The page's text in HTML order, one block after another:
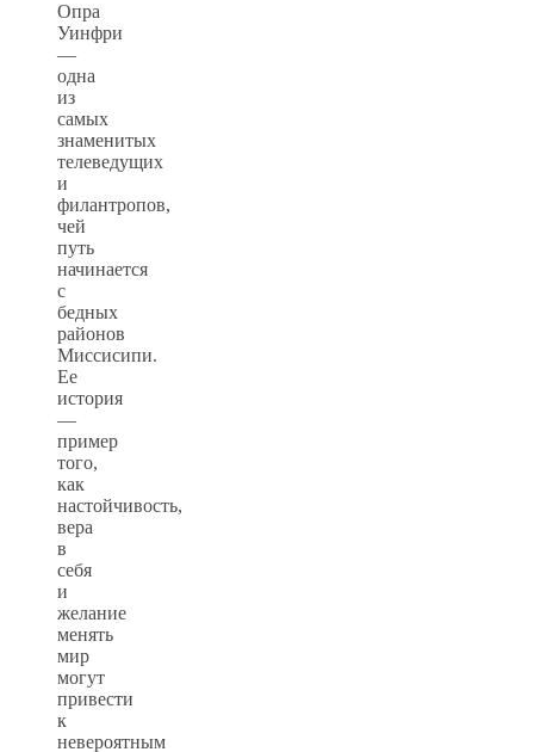
Опра
Уинфри
—
одна
из
самых
знаменитых
телеведущих
и
филантропов,
чей
путь
начинается
с
бедных
районов
Миссисипи.
Ее
история
—
пример
того,
как
настойчивость,
вера
в
себя
и
желание
менять
мир
могут
привести
к
невероятным